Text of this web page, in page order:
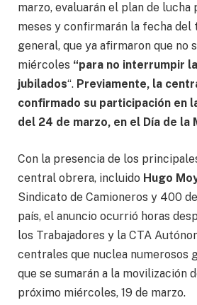
marzo, evaluarán el plan de lucha
meses y confirmarán la fecha del
general, que ya afirmaron que no
miércoles “para no interrumpir
jubilados“. Previamente, la
confirmado su participación en
del 24 de marzo, en el Día de la
Con la presencia de los
central obrera, incluido Hugo
Sindicato de Camioneros y 400
país, el anuncio ocurrió horas
los Trabajadores y la CTA
centrales que nuclea numerosos
que se sumarán a la movilización
próximo miércoles, 19 de marzo.